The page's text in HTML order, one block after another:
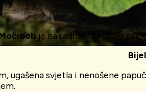
je na radionici kratke priče
ugašena svjetla i nenošene